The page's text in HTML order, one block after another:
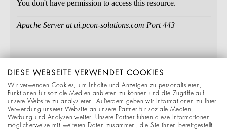
DIESE WEBSEITE VERWENDET COOKIES
Wir verwenden Cookies, um Inhalte und Anzeigen zu personalisieren,
Funktionen für soziale Medien anbieten zu können und die Zugriffe auf
unsere Website zu analysieren. Außerdem geben wir Informationen zu Ihrer
Verwendung unserer Website an unsere Partner für soziale Medien,
Werbung und Analysen weiter. Unsere Partner führen diese Informationen
möglicherweise mit weiteren Daten zusammen, die Sie ihnen bereitgestellt